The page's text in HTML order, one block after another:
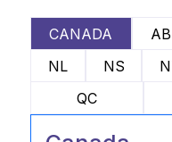
CANADA AB
NL
NS
QC